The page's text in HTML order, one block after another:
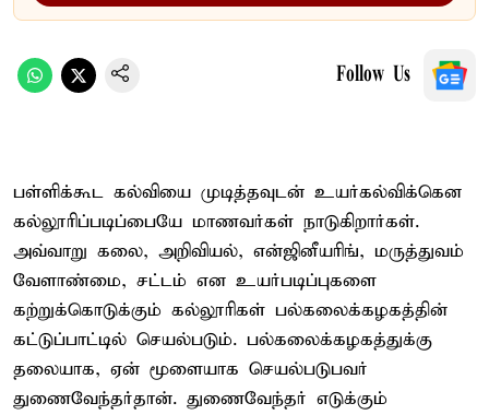
Follow Us
பள்ளிக்கூட கல்வியை முடித்தவுடன் உயர்கல்விக்கென
கல்லூரிப்படிப்பையே மாணவர்கள் நாடுகிறார்கள்.
அவ்வாறு கலை, அறிவியல், என்ஜினீயரிங், மருத்துவம்
வேளாண்மை, சட்டம் என உயர்படிப்புகளை
கற்றுக்கொடுக்கும் கல்லூரிகள் பல்கலைக்கழகத்தின்
கட்டுப்பாட்டில் செயல்படும். பல்கலைக்கழகத்துக்கு
தலையாக, ஏன் மூளையாக செயல்படுபவர்
துணைவேந்தர்தான். துணைவேந்தர் எடுக்கும்